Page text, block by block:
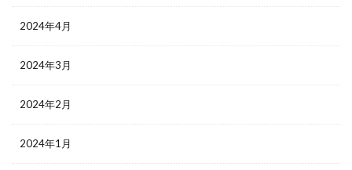
2024年4月
2024年3月
2024年2月
2024年1月